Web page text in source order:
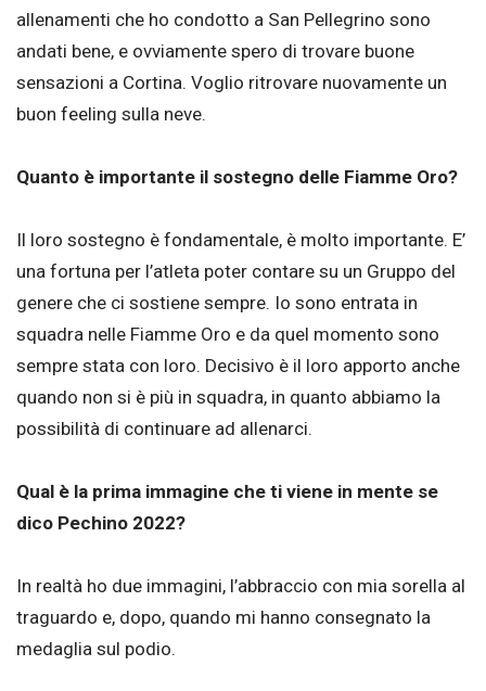
allenamenti che ho condotto a San Pellegrino sono
andati bene, e ovviamente spero di trovare buone
sensazioni a Cortina. Voglio ritrovare nuovamente un
buon feeling sulla neve.
Quanto è importante il sostegno delle Fiamme Oro?
Il loro sostegno è fondamentale, è molto importante. E’
una fortuna per l’atleta poter contare su un Gruppo del
genere che ci sostiene sempre. Io sono entrata in
squadra nelle Fiamme Oro e da quel momento sono
sempre stata con loro. Decisivo è il loro apporto anche
quando non si è più in squadra, in quanto abbiamo la
possibilità di continuare ad allenarci.
Qual è la prima immagine che ti viene in mente se
dico Pechino 2022?
In realtà ho due immagini, l’abbraccio con mia sorella al
traguardo e, dopo, quando mi hanno consegnato la
medaglia sul podio.